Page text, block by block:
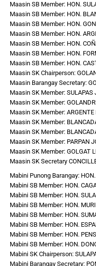
Maasin SB Member: HON.
Maasin SB Member: HON.
Maasin SB Member: HON.
Maasin SB Member: HON.
Maasin SB Member: HON.
Maasin SB Member: HON.
Maasin SB Member: HON.
Maasin SK Chairperson:
Maasin Barangay Secretary:
Maasin SK Member: SULAPAS
Maasin SK Member:
Maasin SK Member:
Maasin SK Member:
Maasin SK Member:
Maasin SK Member: PARPAN
Maasin SK Member: GOLGAT
Maasin SK Secretary
Mabini Punong Barangay:
Mabini SB Member: HON.
Mabini SB Member: HON.
Mabini SB Member: HON.
Mabini SB Member: HON.
Mabini SB Member: HON.
Mabini SB Member: HON.
Mabini SB Member: HON.
Mabini SK Chairperson:
Mabini Barangay Secretary: